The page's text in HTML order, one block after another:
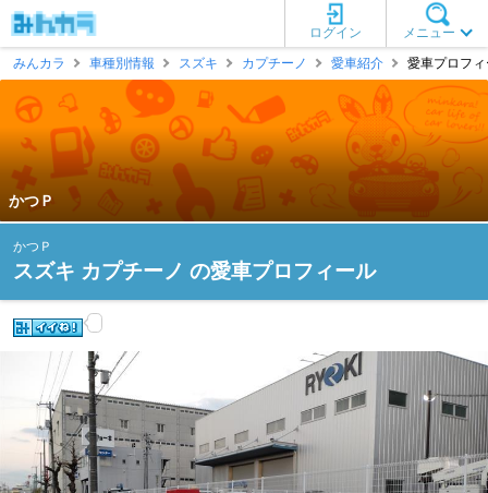
メニュー
ログイン
みんカラ
車種別情報 スズキ カプチーノ 愛車紹介 愛車プロフ
かつＰ
かつＰ
スズキ カプチーノ の愛車プロフィール